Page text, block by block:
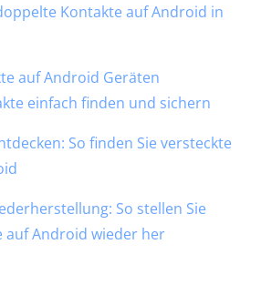
Kontakte auf Android in
auf Android Geräten
einfach finden und sichern
So finden Sie versteckte
So stellen Sie
auf Android wieder her